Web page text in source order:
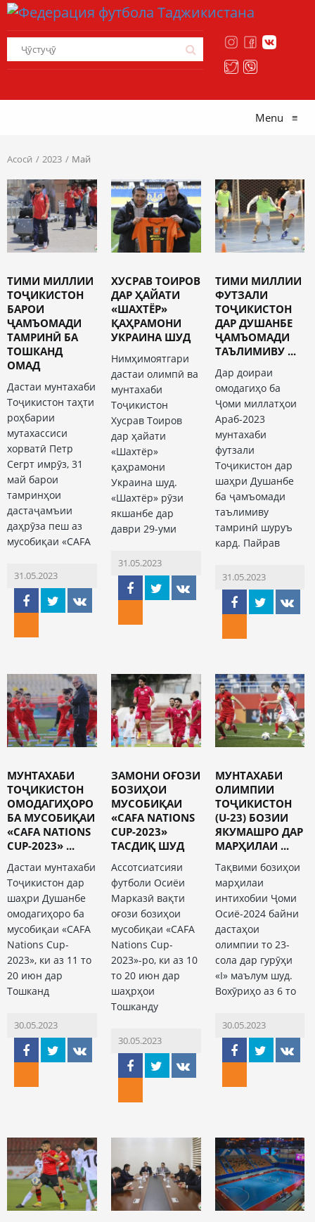
Menu ≡
Асосӣ 2023 Май
ТИМИ МИЛЛИИ
ТОҶИКИСТОН
БАРОИ
ҶАМЪОМАДИ
ТАМРИНӢ БА
ТОШКАНД
ОМАД
Дастаи мунтахаби
Тоҷикистон таҳти
роҳбарии
мутахассиси
хорватӣ Петр
Сегрт имрӯз, 31
май барои
тамринҳои
дастаҷамъии
даҳрӯза пеш аз
мусобиқаи «CAFA
31.05.2023
ХУСРАВ ТОИРОВ
ДАР ҲАЙАТИ
«ШАХТЁР»
ҚАҲРАМОНИ
УКРАИНА ШУД
Нимҳимоятгари
дастаи олимпӣ ва
мунтахаби
Тоҷикистон
Хусрав Тоиров
дар ҳайати
«Шахтёр»
қаҳрамони
Украина шуд.
«Шахтёр» рӯзи
якшанбе дар
даври 29-уми
31.05.2023
ТИМИ МИЛЛИИ
ФУТЗАЛИ
ТОҶИКИСТОН
ДАР ДУШАНБЕ
ҶАМЪОМАДИ
ТАЪЛИМИВУ ...
Дар доираи
омодагиҳо ба
Ҷоми миллатҳои
Араб-2023
мунтахаби
футзали
Тоҷикистон дар
шаҳри Душанбе
ба ҷамъомади
таълимиву
тамринӣ шуруъ
кард. Пайрав
31.05.2023
МУНТАХАБИ
ТОҶИКИСТОН
ОМОДАГИҲОРО
БА МУСОБИҚАИ
«CAFA NATIONS
CUP-2023» ...
Дастаи мунтахаби
Тоҷикистон дар
шаҳри Душанбе
омодагиҳоро ба
мусобиқаи «CAFA
Nations Cup-
2023», ки аз 11 то
20 июн дар
Тошканд
30.05.2023
ЗАМОНИ ОҒОЗИ
БОЗИҲОИ
МУСОБИҚАИ
«CAFA NATIONS
CUP-2023»
ТАСДИҚ ШУД
Ассотсиатсияи
футболи Осиёи
Марказӣ вақти
оғози бозиҳои
мусобиқаи «CAFA
Nations Cup-
2023»-ро, ки аз 10
то 20 июн дар
шаҳрҳои
Тошканду
30.05.2023
МУНТАХАБИ
ОЛИМПИИ
ТОҶИКИСТОН
(U-23) БОЗИИ
ЯКУМАШРО ДАР
МАРҲИЛАИ ...
Тақвими бозиҳои
марҳилаи
интихобии Ҷоми
Осиё-2024 байни
дастаҳои
олимпии то 23-
сола дар гурӯҳи
«I» маълум шуд.
Вохӯриҳо аз 6 то
30.05.2023